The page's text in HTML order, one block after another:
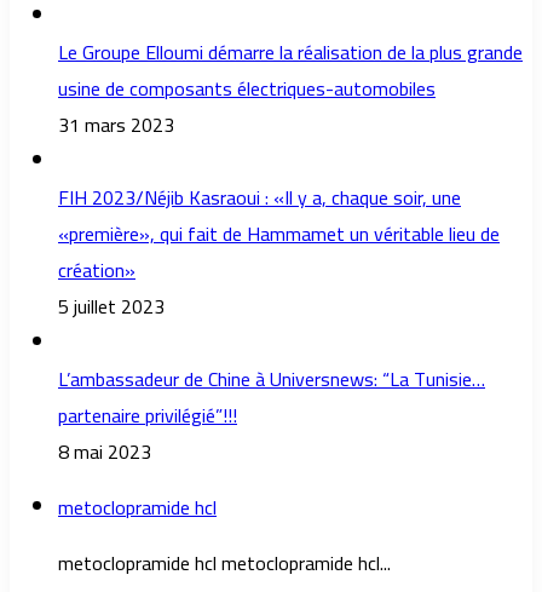
Le Groupe Elloumi démarre la réalisation de la plus grande
usine de composants électriques-automobiles
31 mars 2023
FIH 2023/Néjib Kasraoui : «Il y a, chaque soir, une
«première», qui fait de Hammamet un véritable lieu de
création»
5 juillet 2023
L’ambassadeur de Chine à Universnews: “La Tunisie…
partenaire privilégié”!!!
8 mai 2023
metoclopramide hcl
metoclopramide hcl metoclopramide hcl...